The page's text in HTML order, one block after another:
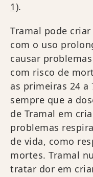
1).
Tramal pode
com o uso
causar
com risco de
as primeiras 24
sempre que a
de Tramal em
problemas
de vida, como
mortes. Tramal
tratar dor em